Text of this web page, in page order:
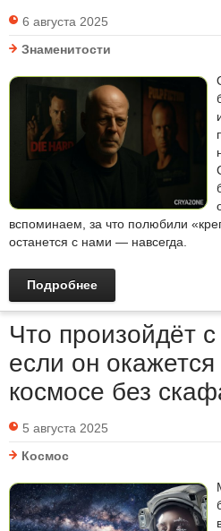
6 августа 2025
Знаменитости
вспоминаем, за что полюбили
останется с нами — навсегда.
Подробнее
Что произойдёт
если он
космосе без
5 августа 2025
Космос